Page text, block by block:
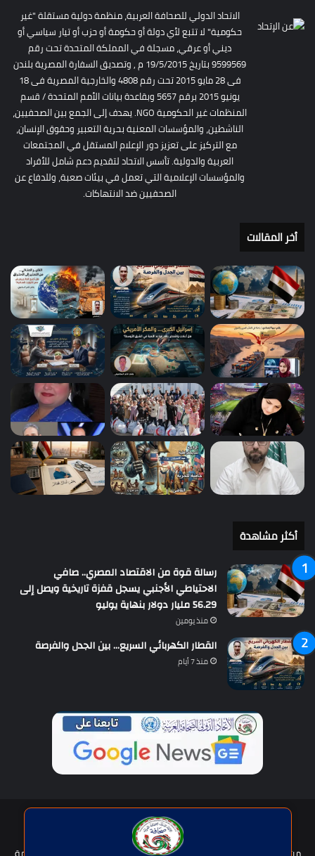
الاتحاد الدولي للصحافة العربية، منظمة دولية مستقلة "غير
حكومية" لا تتبع لأي دولة أو حكومة أو حزب أو تيار سياسي أو
ديني أو عرقي، مسجلة في المملكة المتحدة تحت رقم
9599569 بتاريخ 19/5/2015 م , وتصديق السفارة المصرية بلندن
فى 28 مايو 2015 تحت رقم 4808 والخارجية المصرية فى 18
يونيو 2015 برقم 5657 وبقاعدة بيانات الأمم المتحدة / قسم
المنظمات غير الحكومية NGO. يهدف إلى الجمع بين الصحفيين،
الناشطين، والمؤسسات المعنية بحرية التعبير وحقوق الإنسان،
مع التركيز على تعزيز دور الإعلام المستقل في المجتمعات
العربية والدولية. تأسس الاتحاد لتقديم دعم شامل للأفراد
والمؤسسات الإعلامية التي تعمل في بيئات صعبة، وللدفاع عن
الصحفيين ضد الانتهاكات.
أخر المقالات
أكثر مشاهدة
رسالة قوة من الاقتصاد المصري.. صافي
الاحتياطي الأجنبي يسجل قفزة تاريخية ويصل إلى
56.29 مليار دولار بنهاية يوليو
منذ يومين
القطار الكهربائي السريع… بين الجدل والفرصة
منذ 7 أيام
حقوق النشر © | جميع الحقوق محفوظة للاتحاد الدولى للصحافة العربية
2026